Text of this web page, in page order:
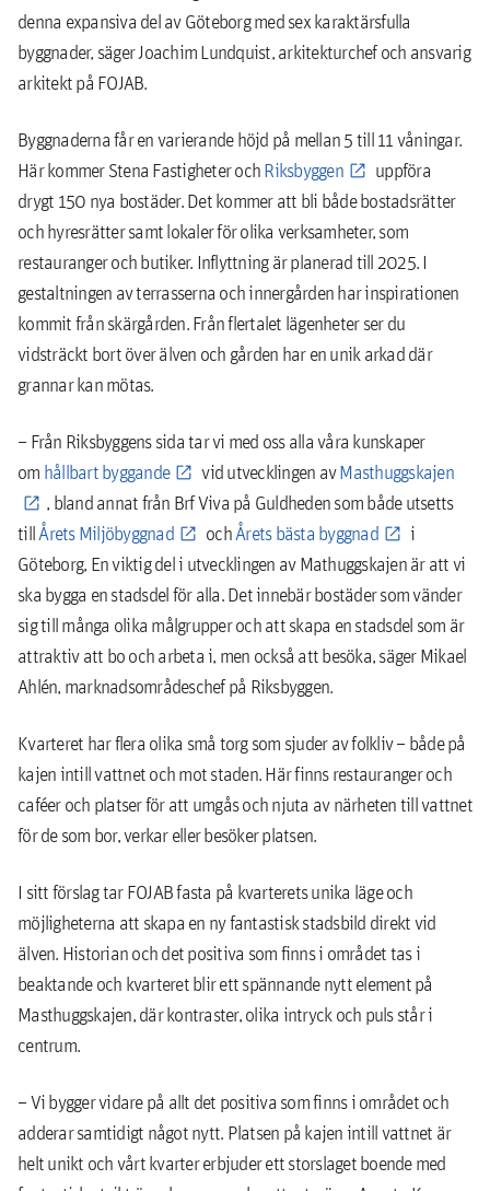
denna expansiva del av Göteborg med sex karaktärsfulla
byggnader, säger Joachim Lundquist, arkitekturchef och ansvarig
arkitekt på FOJAB.
Byggnaderna får en varierande höjd på mellan 5 till 11 våningar.
Här kommer Stena Fastigheter ochRiksbyggen
uppföra
drygt 150 nya bostäder. Det kommer att bli både bostadsrätter
och hyresrätter samt lokaler för olika verksamheter, som
restauranger och butiker. Inflyttning är planerad till 2025. I
gestaltningen av terrasserna och innergården har inspirationen
kommit från skärgården. Från flertalet lägenheter ser du
vidsträckt bort över älven och gården har en unik arkad där
grannar kan mötas.
– Från Riksbyggens sida tar vi med oss alla våra kunskaper
om hållbart byggande vid utvecklingen avMasthuggskajen
, bland annat från Brf Viva på Guldheden som både utsetts
tillÅrets Miljöbyggnad ochÅrets bästa byggnad
i
Göteborg, En viktig del i utvecklingen av Mathuggskajen är att vi
ska bygga en stadsdel för alla. Det innebär bostäder som vänder
sig till många olika målgrupper och att skapa en stadsdel som är
attraktiv att bo och arbeta i, men också att besöka, säger Mikael
Ahlén, marknadsområdeschef på Riksbyggen.
Kvarteret har flera olika små torg som sjuder av folkliv – både på
kajen intill vattnet och mot staden. Här finns restauranger och
caféer och platser för att umgås och njuta av närheten till vattnet
för de som bor, verkar eller besöker platsen.
I sitt förslag tar FOJAB fasta på kvarterets unika läge och
möjligheterna att skapa en ny fantastisk stadsbild direkt vid
älven. Historian och det positiva som finns i området tas i
beaktande och kvarteret blir ett spännande nytt element på
Masthuggskajen, där kontraster, olika intryck och puls står i
centrum.
– Vi bygger vidare på allt det positiva som finns i området och
adderar samtidigt något nytt. Platsen på kajen intill vattnet är
helt unikt och vårt kvarter erbjuder ett storslaget boende med